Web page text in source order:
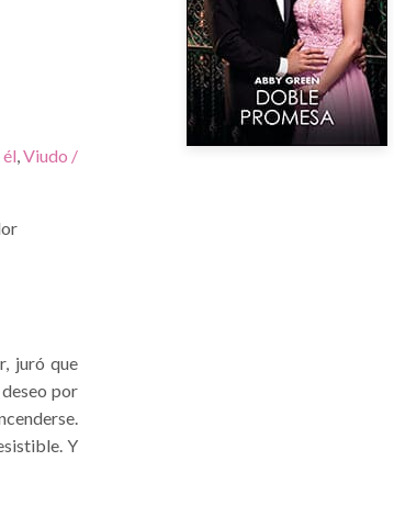
,Viudo /
juró que
por
Y